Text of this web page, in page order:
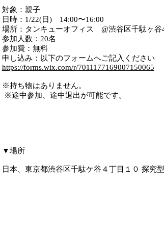
対象：親子
日時：1/22(日) 14:00〜16:00
場所：タンキューオフィス @渋谷区千駄ヶ
参加人数：20名
参加費：無料
申し込み：以下のフォームへご記入ください
https://forms.wix.com/r/7011177169007150065
※持ち物はありません。
※途中参加、途中退出が可能です。
日本、東京都渋谷区千駄ケ谷４丁目１０ 探究
​▼場所